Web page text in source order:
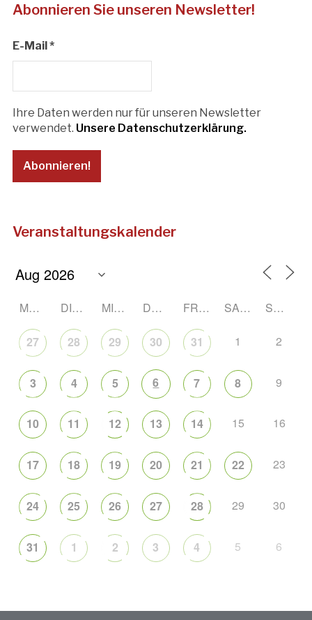
Abonnieren Sie unseren Newsletter!
E-Mail *
Ihre Daten werden nur für unseren Newsletter
verwendet. Unsere Datenschutzerklärung.
Veranstaltungskalender
MONTAG DIENSTAG MITTWOCH DONNERSTAG FREITAG SAMSTAG SONNTAG
27 28 29 30 31 1 2
3 4 5 6 7 8 9
10 11 12 13 14 15 16
17 18 19 20 21 22 23
24 25 26 27 28 29 30
31 1 2 3 4 5 6